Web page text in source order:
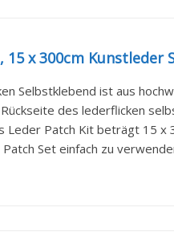
15 x 300cm
Selbstklebend ist aus
Rückseite des lederflicken
Leder Patch Kit beträgt 15 x
Set einfach zu